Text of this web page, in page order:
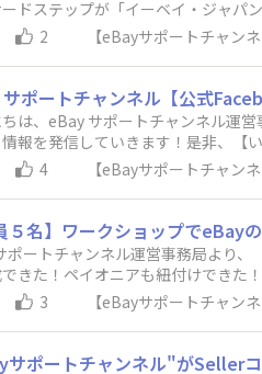
ドステップが「イーベイ・ジャ
【イーベイ・ジャパン「eBay
で放映されております。＜(株)サ
・ジャパンプレスリリース＞
ebayjapan-award/eja2021/
盛り上げていきましょう☺eBayサポ
2 【eBayサポートチャン
ポートチャンネル【公式
ちは、eBay サポートチャンネル運
情報を発信していきます！是非、
ネル運営事務局
4 【eBayサポートチャン
５名】ワークショップでeBay
ポートチャンネル運営事務局より
きた！ペイオニアも紐付けできた
めに体験型のワークショップを
名※定員は５名前後を予定しており
1.5h~2h（出品がそれぞれ完了次
からサマリーをアクセスして
3 【eBayサポートチャン
ポートチャンネル"がSellerコ